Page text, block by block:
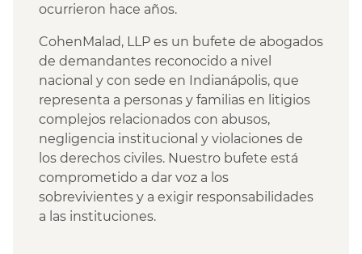
ocurrieron hace años.
CohenMalad, LLP es un bufete de abogados
de demandantes reconocido a nivel
nacional y con sede en Indianápolis, que
representa a personas y familias en litigios
complejos relacionados con abusos,
negligencia institucional y violaciones de
los derechos civiles. Nuestro bufete está
comprometido a dar voz a los
sobrevivientes y a exigir responsabilidades
a las instituciones.